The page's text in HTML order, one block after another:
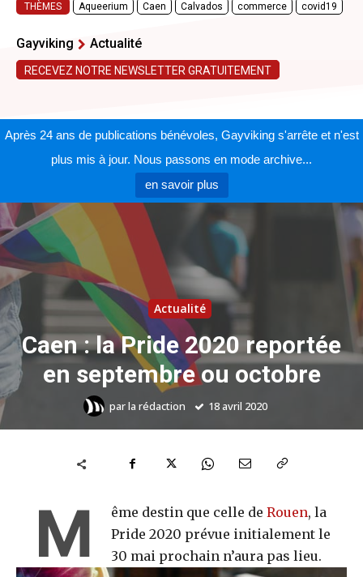
THÈMES Aqueerium Caen Calvados commerce covid19
Gayviking Actualité
RECEVEZ NOTRE NEWSLETTER GRATUITEMENT